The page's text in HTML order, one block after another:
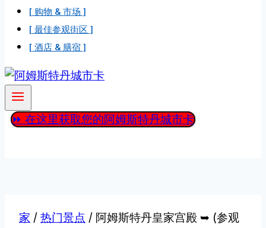
[ 购物 & 市场 ]
[ 最佳参观街区 ]
[ 酒店 & 膳宿 ]
⏩ 在这里获取您的阿姆斯特丹城市卡
家 / 热门景点 / 阿姆斯特丹皇家宫殿 ➥ (参观